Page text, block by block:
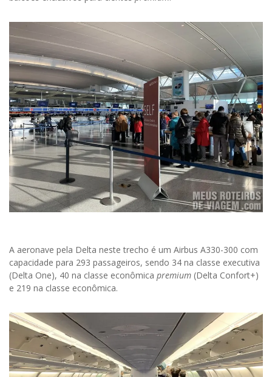
A aeronave pela Delta neste trecho é um Airbus A330-300 com
capacidade para 293 passageiros, sendo 34 na classe executiva
(Delta One), 40 na classe econômica premium (Delta Confort+)
e 219 na classe econômica.